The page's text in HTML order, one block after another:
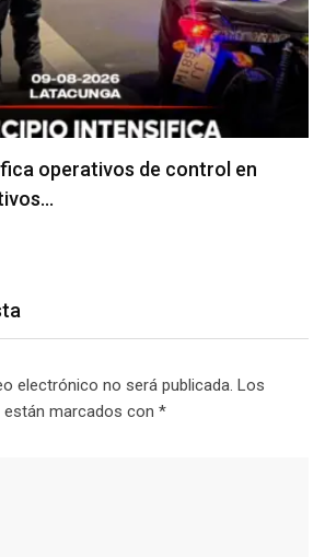
interinstitucionales
electrónico no será publicada. Los
marcados con *